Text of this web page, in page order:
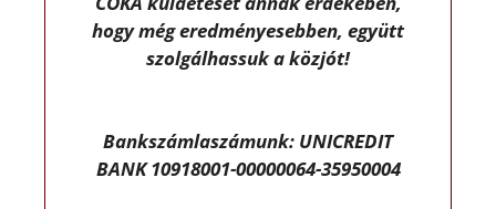
hogy még eredményesebben, együtt
szolgálhassuk a közjót!
Bankszámlaszámunk: UNICREDIT
BANK 10918001-00000064-35950004